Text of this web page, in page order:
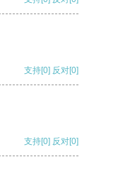
支持[0] 反对[0]
支持[0] 反对[0]